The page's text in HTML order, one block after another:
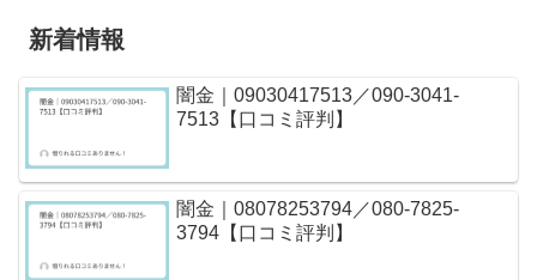
新着情報
闇金｜09030417513／090-3041-
7513【口コミ評判】
闇金｜08078253794／080-7825-
3794【口コミ評判】